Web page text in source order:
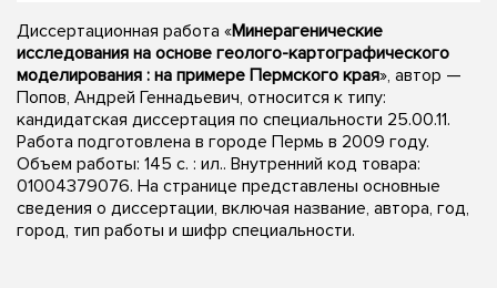
Диссертационная работа «Минерагенические
исследования на основе геолого-картографического
моделирования : на примере Пермского края», автор —
Попов, Андрей Геннадьевич, относится к типу:
кандидатская диссертация по специальности 25.00.11.
Работа подготовлена в городе Пермь в 2009 году.
Объем работы: 145 с. : ил.. Внутренний код товара:
01004379076. На странице представлены основные
сведения о диссертации, включая название, автора, год,
город, тип работы и шифр специальности.